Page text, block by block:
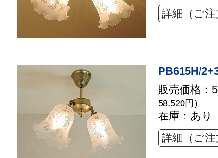
詳細（ご
PB615H/
販売価格：
58,520円）
在庫：あり
詳細（ご